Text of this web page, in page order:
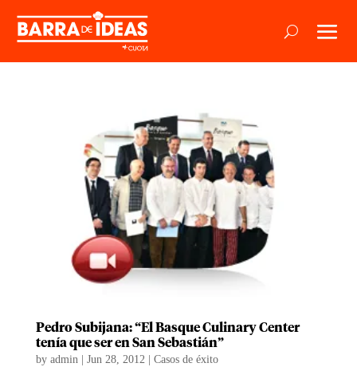
Pedro Subijana: “El Basque Culinary Center
tenía que ser en San Sebastián”
by admin| Jun 28, 2012| Casos de éxito